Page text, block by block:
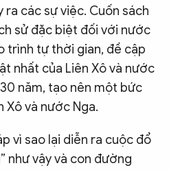
các sự việc. Cuốn sách
sử đặc biệt đối với nước
trình tự thời gian, đề cập
nhất của Liên Xô và nước
năm, tạo nên một bức
Xô và nước Nga.
vì sao lại diễn ra cuộc đổ
như vậy và con đường